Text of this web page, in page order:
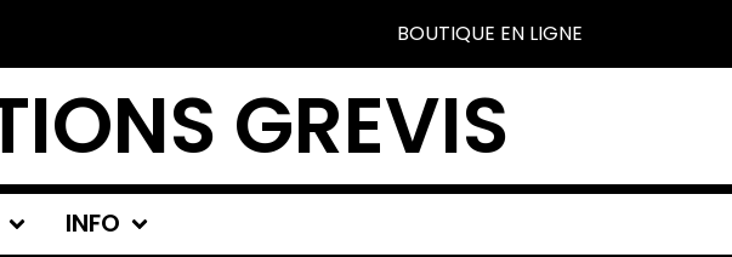
BOUTIQUE EN LIGNE
GREVIS
INFO